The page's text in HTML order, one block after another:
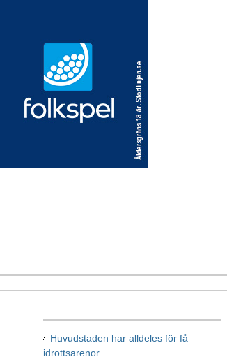
Huvudstaden har alldeles för få
idrottsarenor